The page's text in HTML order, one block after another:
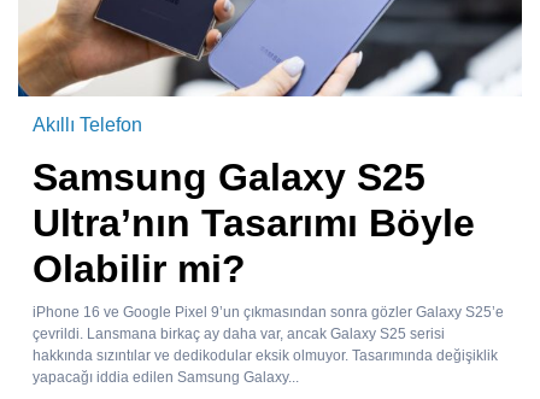
Akıllı Telefon
Samsung Galaxy S25
Ultra’nın Tasarımı Böyle
Olabilir mi?
iPhone 16 ve Google Pixel 9’un çıkmasından sonra gözler Galaxy S25’e
çevrildi. Lansmana birkaç ay daha var, ancak Galaxy S25 serisi
hakkında sızıntılar ve dedikodular eksik olmuyor. Tasarımında değişiklik
yapacağı iddia edilen Samsung Galaxy...